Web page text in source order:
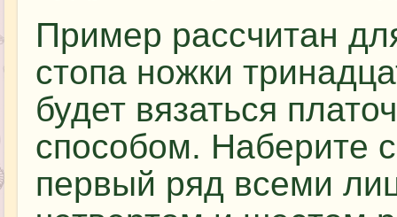
Пример рассчитан
стопа ножки
будет вязаться
способом. Наберите
первый ряд всеми